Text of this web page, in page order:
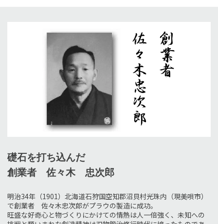
礎石を打ち込んだ
創業者 佐々木 忠次郎
明治34年（1901）北海道石狩国空知郡沼貝村光珠内（現美唄市）
で創業者 佐々木忠次郎がプラウの製造に成功。
旺盛な好奇心と物づくりにかけての情熱は人一倍強く、未知への